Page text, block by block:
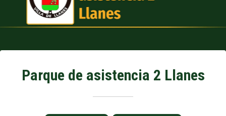
Parque de asistencia 2 Llanes